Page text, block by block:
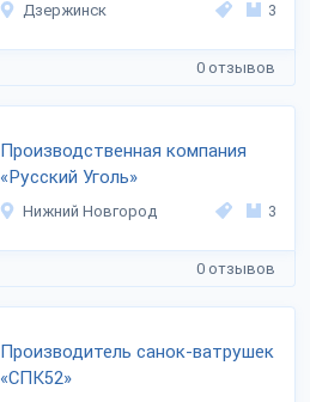
Дзержинск 3
0 отзывов
Производственная компания
«Русский Уголь»
Нижний Новгород 3
0 отзывов
Производитель санок-ватрушек
«СПК52»